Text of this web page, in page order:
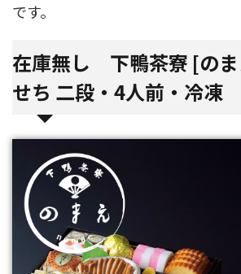
です。
在庫無し 下鴨茶寮 [の
せち 二段・4人前・冷凍